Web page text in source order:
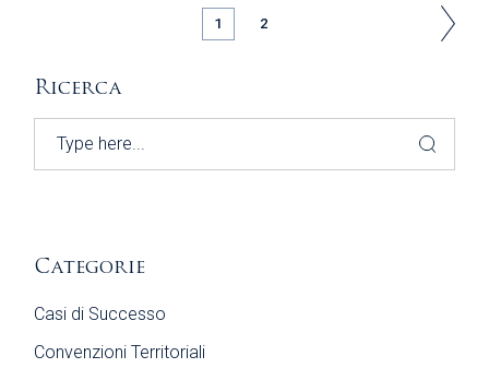
PAGINAZIONE
DEGLI
ARTICOLI
1 2
Ricerca
Search
Categorie
Casi di Successo
Convenzioni Territoriali